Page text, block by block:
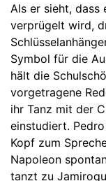
Als er sieht, dass
verprügelt wird,
Symbol für die
hält die
vorgetragene
ihr Tanz mit der
einstudiert.
Kopf zum
Napoleon
tanzt zu